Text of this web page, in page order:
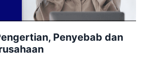
Penyebab dan